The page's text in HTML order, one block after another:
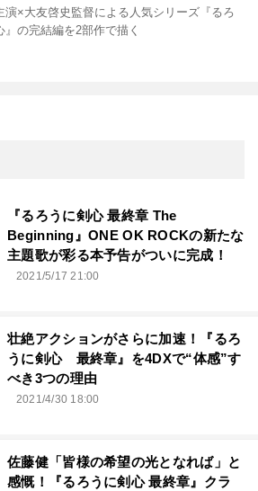
演×大友啓史監督による人気シリーズ『るろ
』の完結編を2部作で描く
『るろうに剣心 最終章 The
Beginning』ONE OK ROCKの新たな
主題歌が彩る本予告がついに完成！
2021/5/17 21:00
壮絶アクションがさらに加速！『るろ
うに剣心 最終章』を4DXで“体感”す
べき3つの理由
2021/4/30 18:00
佐藤健「皆様の希望の光となれば」と
感慨！『るろうに剣心 最終章』クラ